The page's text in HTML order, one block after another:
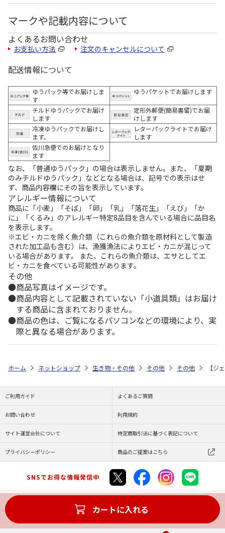
マークや記載内容について
よくあるお問い合わせ
お支払い方法 注文のキャンセルについて
配送情報について
ゆうパック等でお届けしま
す
ゆうパケットでお届けします
チルドゆうパックでお届け
します
定形外郵便(簡易書留)でお届
けします
冷凍ゆうパックでお届けし
ます。
レターパックライトでお届け
します
佐川急便でのお届けとなり
ます
なお、「普通ゆうパック」の場合は表示しません。また、「夏期
のみチルドゆうパック」などとなる場合は、記号での表示はせ
ず、商品内容欄にその旨を表示しています。
アレルギー情報について
商品に「小麦」「そば」「卵」「乳」「落花生」「えび」「か
に」「くるみ」のアレルギー特定8品目を含んでいる場合に品目名
を表示します。
※エビ・カニを除く魚介類（これらの魚介類を原材料として製造
された加工品も含む）は、漁獲漁法によりエビ・カニが混じって
いる場合があります。 また、これらの魚介類は、エサとしてエ
ビ・カニを食べている可能性があります。
その他
商品写真はイメージです。
商品内容として記載されていない「小道具類」はお届け
する商品に含まれておりません。
商品の色は、ご覧になるパソコンなどの環境により、実
際と異なる場合があります。
カートに入れる
ホーム ネットショップ 生き物・その他 その他 その他 【ジ
ご利用ガイド よくあるご質問
お問い合わせ 利用規約
サイト運営会社について 特定商取引法に基づく表記について
プライバシーポリシー 商品のご提案はこちら
SNSでお得な情報発信中